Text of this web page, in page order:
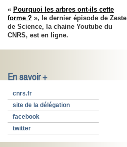
« Pourquoi les arbres ont-ils cette
forme ? », le dernier épisode de Zeste
de Science, la chaine Youtube du
CNRS, est en ligne.
En savoir +
cnrs.fr
site de la délégation
facebook
twitter